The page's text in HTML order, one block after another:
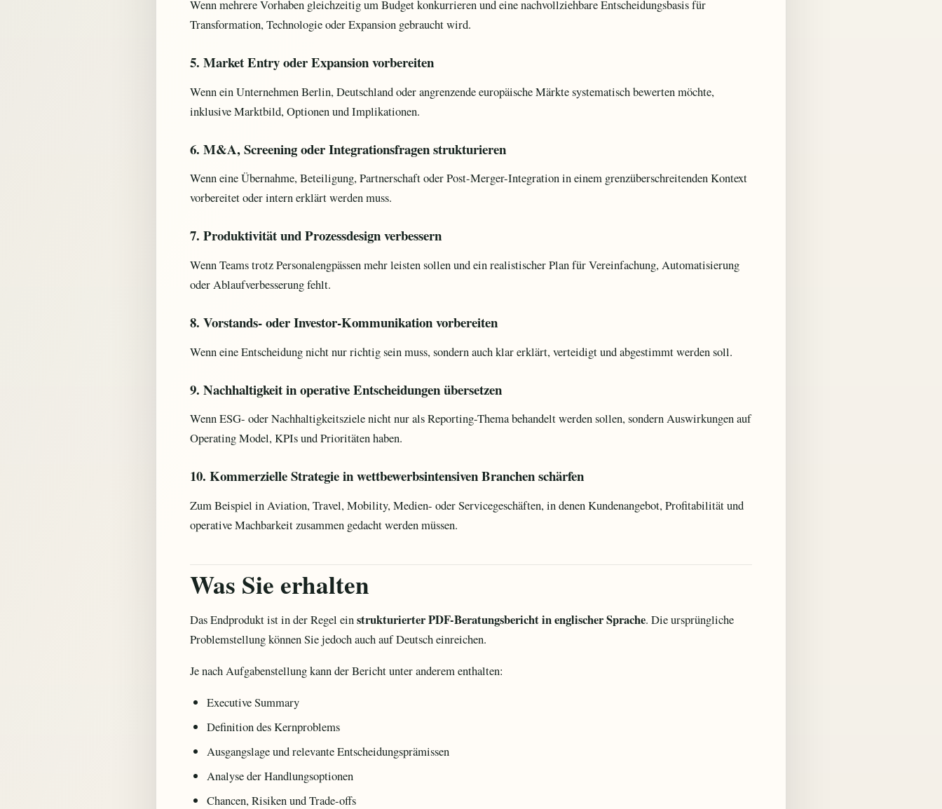
Wenn mehrere Vorhaben gleichzeitig um Budget konkurrieren und eine nachvollziehbare Entscheidungsbasis für
Transformation, Technologie oder Expansion gebraucht wird.
5. Market Entry oder Expansion vorbereiten
Wenn ein Unternehmen Berlin, Deutschland oder angrenzende europäische Märkte systematisch bewerten möchte,
inklusive Marktbild, Optionen und Implikationen.
6. M&A, Screening oder Integrationsfragen strukturieren
Wenn eine Übernahme, Beteiligung, Partnerschaft oder Post-Merger-Integration in einem grenzüberschreitenden Kontext
vorbereitet oder intern erklärt werden muss.
7. Produktivität und Prozessdesign verbessern
Wenn Teams trotz Personalengpässen mehr leisten sollen und ein realistischer Plan für Vereinfachung, Automatisierung
oder Ablaufverbesserung fehlt.
8. Vorstands- oder Investor-Kommunikation vorbereiten
Wenn eine Entscheidung nicht nur richtig sein muss, sondern auch klar erklärt, verteidigt und abgestimmt werden soll.
9. Nachhaltigkeit in operative Entscheidungen übersetzen
Wenn ESG- oder Nachhaltigkeitsziele nicht nur als Reporting-Thema behandelt werden sollen, sondern Auswirkungen auf
Operating Model, KPIs und Prioritäten haben.
10. Kommerzielle Strategie in wettbewerbsintensiven Branchen schärfen
Zum Beispiel in Aviation, Travel, Mobility, Medien- oder Servicegeschäften, in denen Kundenangebot, Profitabilität und
operative Machbarkeit zusammen gedacht werden müssen.
Was Sie erhalten
Das Endprodukt ist in der Regel einstrukturierter PDF-Beratungsbericht in englischer Sprache. Die ursprüngliche
Problemstellung können Sie jedoch auch auf Deutsch einreichen.
Je nach Aufgabenstellung kann der Bericht unter anderem enthalten:
Executive Summary
Definition des Kernproblems
Ausgangslage und relevante Entscheidungsprämissen
Analyse der Handlungsoptionen
Chancen, Risiken und Trade-offs